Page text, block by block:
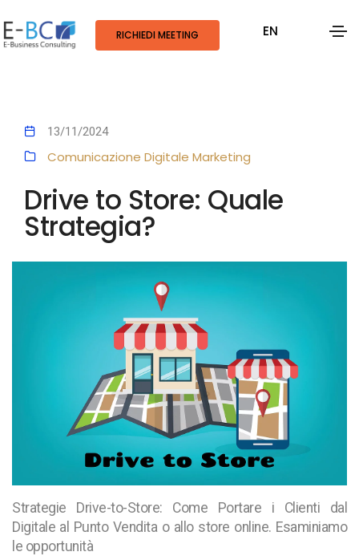
RICHIEDI MEETING EN
13/11/2024
Comunicazione Digitale Marketing
Drive to Store: Quale
Strategia?
Strategie Drive-to-Store: Come Portare i Clienti dal
Digitale al Punto Vendita o allo store online. Esaminiamo
le opportunità